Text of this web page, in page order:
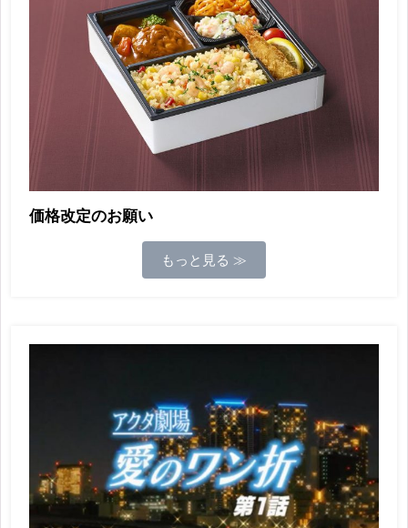
価格改定のお願い
もっと見る ≫